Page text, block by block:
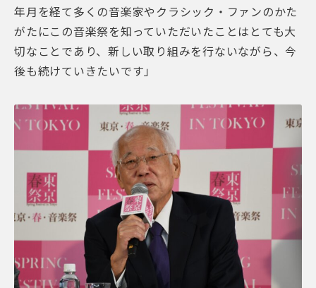
年月を経て多くの音楽家やクラシック・ファンのかた
がたにこの音楽祭を知っていただいたことはとても大
切なことであり、新しい取り組みを行ないながら、今
後も続けていきたいです」